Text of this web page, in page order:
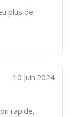
plus de
10 juin 2024
rapide,